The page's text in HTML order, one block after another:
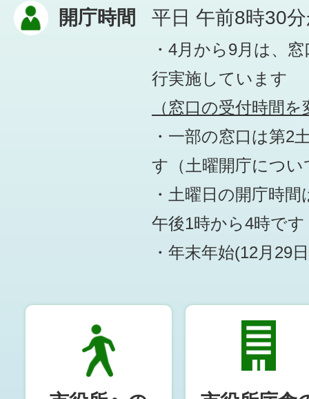
開庁時間 平日 午前8時30
・4月から9月は、
行実施しています
（窓口の受付時間
・一部の窓口は第2
す （土曜開庁につ
・土曜日の開庁時
午後1時から4時です
・年末年始(12月29